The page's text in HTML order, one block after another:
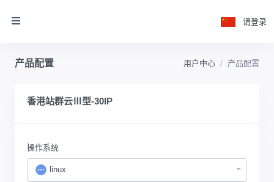
请登录
产品配置 用户中心 产品配置
香港站群云Ⅲ型-30IP
操作系统
linux